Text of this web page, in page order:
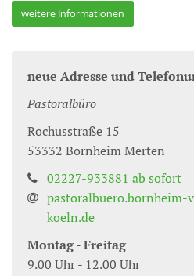
weitere Informationen
neue Adresse und
Pastoralbüro
Rochusstraße 15
53332 Bornheim Merten
02227-933881 ab sofort
pastoralbuero.bornheim-
koeln.de
Montag - Freitag
9.00 Uhr - 12.00 Uhr